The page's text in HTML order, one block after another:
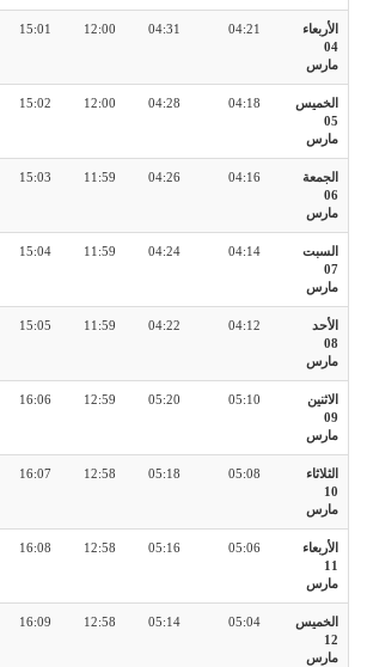
الأربعاء
04
مارس
04:21
04:31
12:00
15:01
الخميس
05
مارس
04:18
04:28
12:00
15:02
الجمعة
06
مارس
04:16
04:26
11:59
15:03
السبت
07
مارس
04:14
04:24
11:59
15:04
الأحد
08
مارس
04:12
04:22
11:59
15:05
الاثنين
09
مارس
05:10
05:20
12:59
16:06
الثلاثاء
10
مارس
05:08
05:18
12:58
16:07
الأربعاء
11
مارس
05:06
05:16
12:58
16:08
الخميس
12
مارس
05:04
05:14
12:58
16:09